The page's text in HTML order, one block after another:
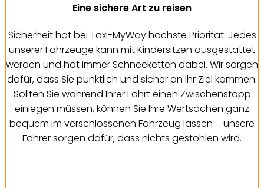
Eine sichere Art zu reisen
Sicherheit hat bei Taxi-MyWay höchste Priorität. Jedes
unserer Fahrzeuge kann mit Kindersitzen ausgestattet
werden und hat immer Schneeketten dabei. Wir sorgen
dafür, dass Sie pünktlich und sicher an Ihr Ziel kommen.
Sollten Sie während Ihrer Fahrt einen Zwischenstopp
einlegen müssen, können Sie Ihre Wertsachen ganz
bequem im verschlossenen Fahrzeug lassen – unsere
Fahrer sorgen dafür, dass nichts gestohlen wird.